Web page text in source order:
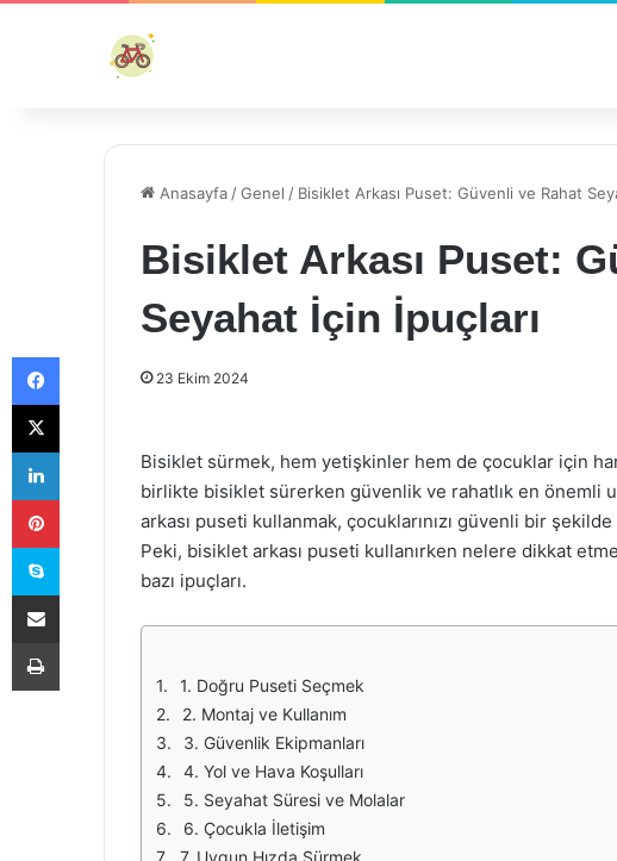
Anasayfa /Genel / Bisiklet Arkası Puset: Güvenli ve Rahat
Bisiklet Arkası Puset:
Seyahat İçin İpuçları
23 Ekim 2024
Bisiklet sürmek, hem yetişkinler hem de çocuklar için
birlikte bisiklet sürerken güvenlik ve rahatlık en önemli
arkası puseti kullanmak, çocuklarınızı güvenli bir
Peki, bisiklet arkası puseti kullanırken nelere dikkat
bazı ipuçları.
1. Doğru Puseti Seçmek
2. Montaj ve Kullanım
3. Güvenlik Ekipmanları
4. Yol ve Hava Koşulları
5. Seyahat Süresi ve Molalar
6. Çocukla İletişim
7. Uygun Hızda Sürmek
Facebook
X
LinkedIn
Pinterest
Skype
E-Posta ile paylaş